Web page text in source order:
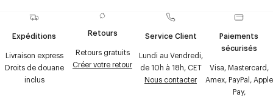
Expéditions
Livraison express
Droits de douane
inclus
Retours
Retours gratuits
Créer votre retour
Service Client
Lundi au Vendredi,
de 10h à 18h, CET
Nous contacter
Paiements
sécurisés
Visa, Mastercard,
Amex, PayPal, Apple
Pay,